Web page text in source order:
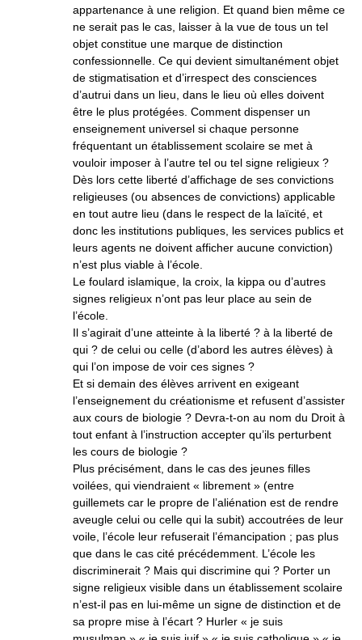
appartenance à une religion. Et quand bien même ce
ne serait pas le cas, laisser à la vue de tous un tel
objet constitue une marque de distinction
confessionnelle. Ce qui devient simultanément objet
de stigmatisation et d’irrespect des consciences
d’autrui dans un lieu, dans le lieu où elles doivent
être le plus protégées. Comment dispenser un
enseignement universel si chaque personne
fréquentant un établissement scolaire se met à
vouloir imposer à l’autre tel ou tel signe religieux ?
Dès lors cette liberté d’affichage de ses convictions
religieuses (ou absences de convictions) applicable
en tout autre lieu (dans le respect de la laïcité, et
donc les institutions publiques, les services publics et
leurs agents ne doivent afficher aucune conviction)
n’est plus viable à l’école.
Le foulard islamique, la croix, la kippa ou d’autres
signes religieux n’ont pas leur place au sein de
l’école.
Il s’agirait d’une atteinte à la liberté ? à la liberté de
qui ? de celui ou celle (d’abord les autres élèves) à
qui l’on impose de voir ces signes ?
Et si demain des élèves arrivent en exigeant
l’enseignement du créationisme et refusent d’assister
aux cours de biologie ? Devra-t-on au nom du Droit à
tout enfant à l’instruction accepter qu’ils perturbent
les cours de biologie ?
Plus précisément, dans le cas des jeunes filles
voilées, qui viendraient « librement » (entre
guillemets car le propre de l’aliénation est de rendre
aveugle celui ou celle qui la subit) accoutrées de leur
voile, l’école leur refuserait l’émancipation ; pas plus
que dans le cas cité précédemment. L’école les
discriminerait ? Mais qui discrimine qui ? Porter un
signe religieux visible dans un établissement scolaire
n’est-il pas en lui-même un signe de distinction et de
sa propre mise à l’écart ? Hurler « je suis